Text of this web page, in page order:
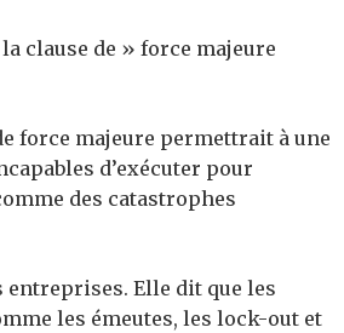
clause de » force majeure
force majeure permettrait à une
d’exécuter pour
des catastrophes
Elle dit que les
les émeutes, les lock-out et